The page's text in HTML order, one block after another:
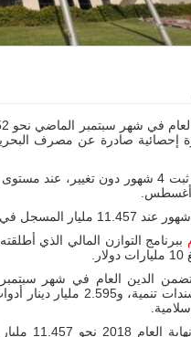
أغسطس.
ببرنامج التوازن المالي الذي